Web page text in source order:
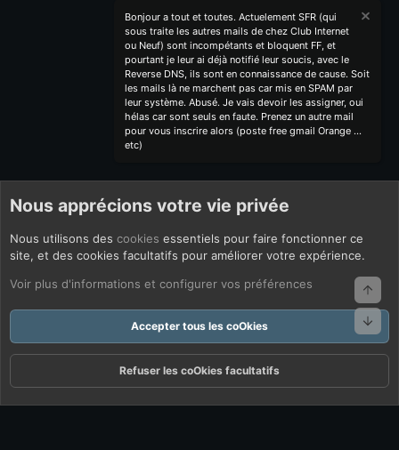
Bonjour a tout et toutes. Actuelement SFR (qui
sous traite les autres mails de chez Club Internet
ou Neuf) sont incompétants et bloquent FF, et
pourtant je leur ai déjà notifié leur soucis, avec le
Reverse DNS, ils sont en connaissance de cause. Soit
les mails là ne marchent pas car mis en SPAM par
leur système. Abusé. Je vais devoir les assigner, oui
hélas car sont seuls en faute. Prenez un autre mail
pour vous inscrire alors (poste free gmail Orange ...
etc)
Nous apprécions votre vie privée
Nous utilisons des cookies essentiels pour faire fonctionner ce
site, et des cookies facultatifs pour améliorer votre expérience.
Voir plus d'informations et configurer vos préférences
Accepter tous les coOkies
Refuser les coOkies facultatifs